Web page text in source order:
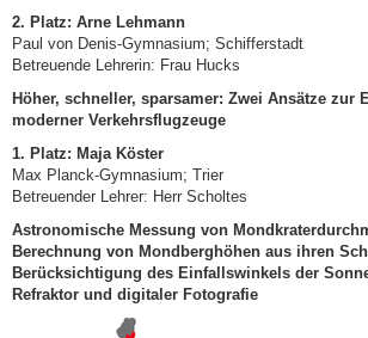
2. Platz: Arne Lehmann
Paul von Denis-Gymnasium; Schifferstadt
Betreuende Lehrerin: Frau Hucks
Höher, schneller, sparsamer: Zwei Ansätze zur
moderner Verkehrsflugzeuge
1. Platz: Maja Köster
Max Planck-Gymnasium; Trier
Betreuender Lehrer: Herr Scholtes
Astronomische Messung von
Berechnung von Mondberghöhen aus ihren
Berücksichtigung des Einfallswinkels der
Refraktor und digitaler Fotografie